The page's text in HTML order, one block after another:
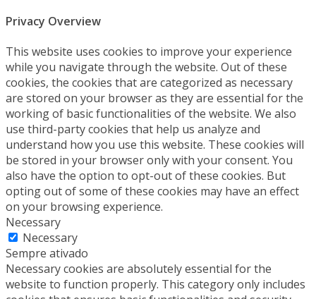
Privacy Overview
This website uses cookies to improve your experience
while you navigate through the website. Out of these
cookies, the cookies that are categorized as necessary
are stored on your browser as they are essential for the
working of basic functionalities of the website. We also
use third-party cookies that help us analyze and
understand how you use this website. These cookies will
be stored in your browser only with your consent. You
also have the option to opt-out of these cookies. But
opting out of some of these cookies may have an effect
on your browsing experience.
Necessary
Necessary
Sempre ativado
Necessary cookies are absolutely essential for the
website to function properly. This category only includes